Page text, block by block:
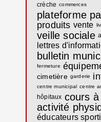
crèche commerces
plateforme
produits vente
veille sociale
lettres
bulletin
fermeture
cimetière garderie
centre municipal centre
hôpitaux cours
activité
éducateurs